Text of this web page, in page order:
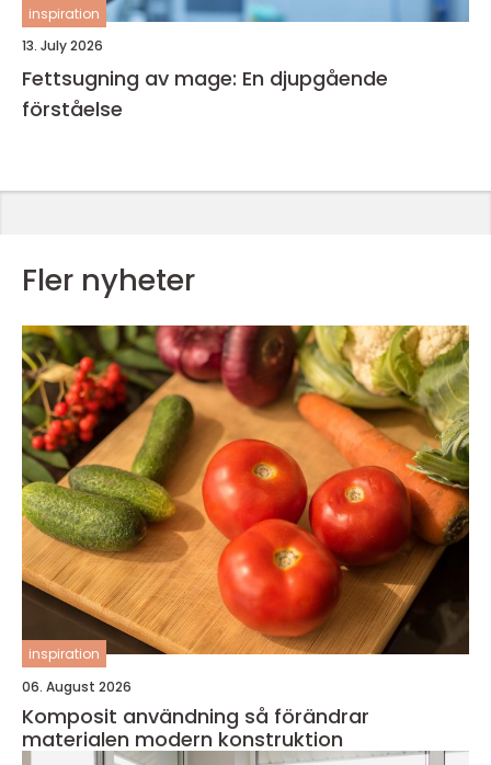
inspiration
13. July 2026
Fettsugning av mage: En djupgående
förståelse
Fler nyheter
inspiration
06. August 2026
Komposit användning så förändrar
materialen modern konstruktion